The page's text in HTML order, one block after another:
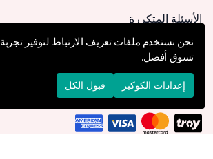
الأسئلة المتكررة
كيف يمكنني تقديم طلب؟
الشحن والتوصيل
الإرجاع والإلغاء
نحن نستخدم ملفات تعريف الارتباط لتوفير تجربة
تسوق أفضل.
إعدادات الكوكيز قبول الكل